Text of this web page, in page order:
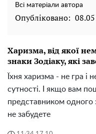
Всі матеріали автора
Опубліковано:
Харизма, від якої
знаки Зодіаку, які
Їхня харизма - не гра і
сутності. І якщо вам
представником одного
не забудете